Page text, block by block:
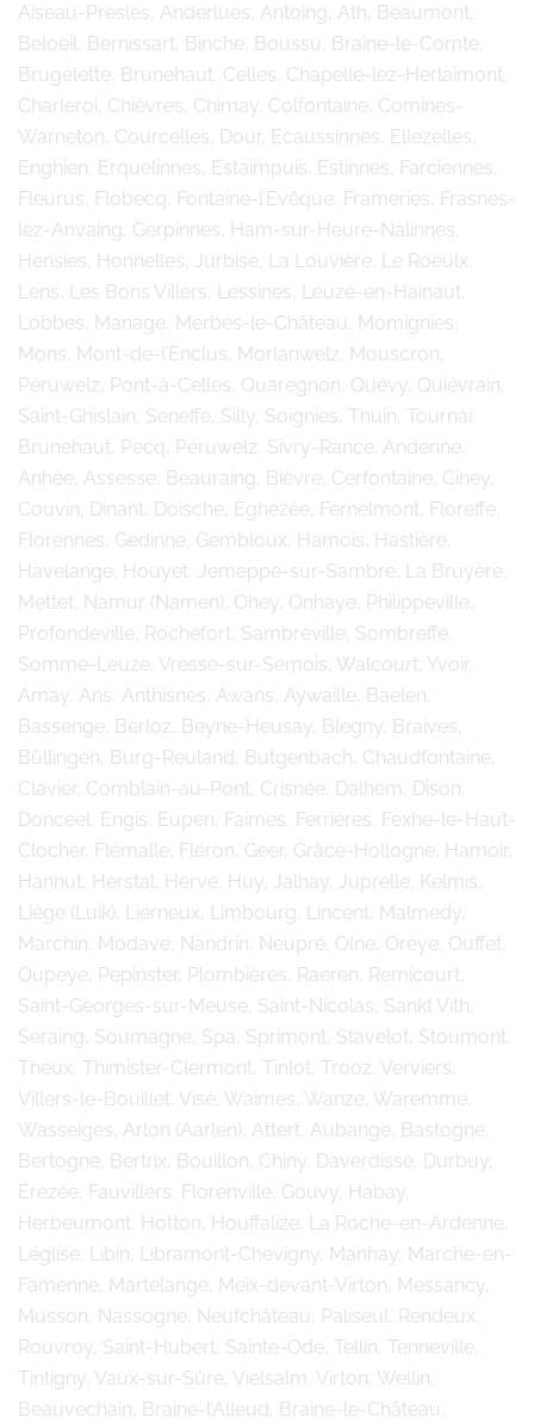
Aiseau-Presles, Anderlues, Antoing, Ath, Beaumont,
Beloeil, Bernissart, Binche, Boussu, Braine-le-Comte,
Brugelette, Brunehaut, Celles, Chapelle-lez-Herlaimont,
Charleroi, Chièvres, Chimay, Colfontaine, Comines-
Warneton, Courcelles, Dour, Ecaussinnes, Ellezelles,
Enghien, Erquelinnes, Estaimpuis, Estinnes, Farciennes,
Fleurus, Flobecq, Fontaine-l’Evêque, Frameries, Frasnes-
lez-Anvaing, Gerpinnes, Ham-sur-Heure-Nalinnes,
Hensies, Honnelles, Jurbise, La Louvière, Le Roeulx,
Lens, Les Bons Villers, Lessines, Leuze-en-Hainaut,
Lobbes, Manage, Merbes-le-Château, Momignies,
Mons, Mont-de-l’Enclus, Morlanwelz, Mouscron,
Péruwelz, Pont-à-Celles, Quaregnon, Quévy, Quiévrain,
Saint-Ghislain, Seneffe, Silly, Soignies, Thuin, Tournai,
Brunehaut, Pecq, Péruwelz, Sivry-Rance. Andenne,
Anhée, Assesse, Beauraing, Bièvre, Cerfontaine, Ciney,
Couvin, Dinant, Doische, Éghezée, Fernelmont, Floreffe,
Florennes, Gedinne, Gembloux, Hamois, Hastière,
Havelange, Houyet, Jemeppe-sur-Sambre, La Bruyère,
Mettet, Namur (Namen), Ohey, Onhaye, Philippeville,
Profondeville, Rochefort, Sambreville, Sombreffe,
Somme-Leuze, Vresse-sur-Semois, Walcourt, Yvoir,
Amay, Ans, Anthisnes, Awans, Aywaille, Baelen,
Bassenge, Berloz, Beyne-Heusay, Blegny, Braives,
Büllingen, Burg-Reuland, Butgenbach, Chaudfontaine,
Clavier, Comblain-au-Pont, Crisnée, Dalhem, Dison,
Donceel, Engis, Eupen, Faimes, Ferrières, Fexhe-le-Haut-
Clocher, Flémalle, Fléron, Geer, Grâce-Hollogne, Hamoir,
Hannut, Herstal, Herve, Huy, Jalhay, Juprelle, Kelmis,
Liège (Luik), Lierneux, Limbourg, Lincent, Malmedy,
Marchin, Modave, Nandrin, Neupré, Olne, Oreye, Ouffet,
Oupeye, Pepinster, Plombières, Raeren, Remicourt,
Saint-Georges-sur-Meuse, Saint-Nicolas, Sankt Vith,
Seraing, Soumagne, Spa, Sprimont, Stavelot, Stoumont,
Theux, Thimister-Clermont, Tinlot, Trooz, Verviers,
Villers-le-Bouillet, Visé, Waimes, Wanze, Waremme,
Wasseiges, Arlon (Aarlen), Attert, Aubange, Bastogne,
Bertogne, Bertrix, Bouillon, Chiny, Daverdisse, Durbuy,
Érezée, Fauvillers, Florenville, Gouvy, Habay,
Herbeumont, Hotton, Houffalize, La Roche-en-Ardenne,
Léglise, Libin, Libramont-Chevigny, Manhay, Marche-en-
Famenne, Martelange, Meix-devant-Virton, Messancy,
Musson, Nassogne, Neufchâteau, Paliseul, Rendeux,
Rouvroy, Saint-Hubert, Sainte-Ode, Tellin, Tenneville,
Tintigny, Vaux-sur-Sûre, Vielsalm, Virton, Wellin,
Beauvechain, Braine-l’Alleud, Braine-le-Château,